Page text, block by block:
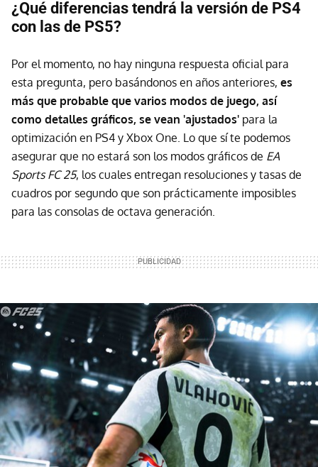
¿Qué diferencias tendrá la versión de PS4
con las de PS5?
Por el momento, no hay ninguna respuesta oficial para
esta pregunta, pero basándonos en años anteriores, es
más que probable que varios modos de juego, así
como detalles gráficos, se vean 'ajustados' para la
optimización en PS4 y Xbox One. Lo que sí te podemos
asegurar que no estará son los modos gráficos de EA
Sports FC 25, los cuales entregan resoluciones y tasas de
cuadros por segundo que son prácticamente imposibles
para las consolas de octava generación.